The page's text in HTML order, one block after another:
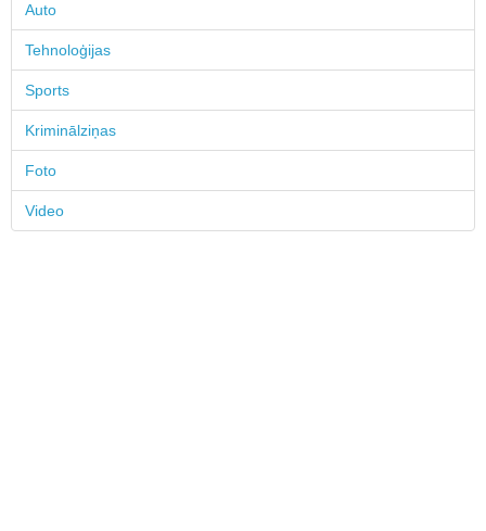
Auto
Tehnoloģijas
Sports
Kriminālziņas
Foto
Video